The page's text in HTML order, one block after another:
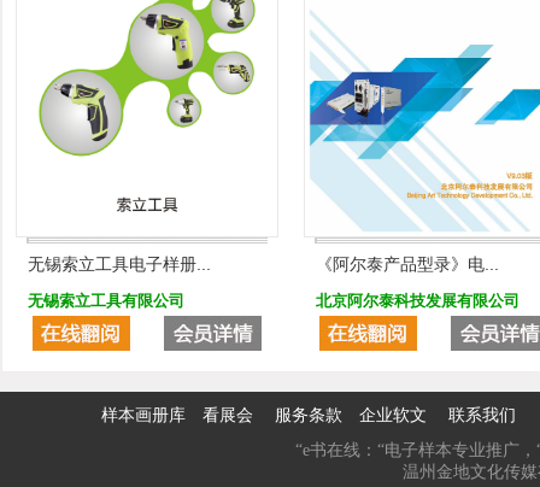
无锡索立工具电子样册...
无锡索立工具有限公司
《阿尔泰产品型录》电...
北京阿尔泰科技发展有限公司
样本画册库 看展会 服务条款 企业软文
联系我们
“e书在线：“电子样本专业推广，
温州金地文化传